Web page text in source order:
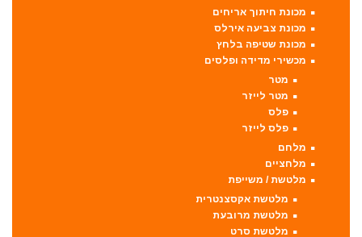
מכונת חיתוך אריחים
מכונת צביעה אירלס
מכונת שטיפה בלחץ
מכשירי מדידה ופלסים
מטר
מטר לייזר
פלס
פלס לייזר
מלחם
מלחציים
מלטשת / משייפת
מלטשת אקסצנטרית
מלטשת מרובעת
מלטשת סרט